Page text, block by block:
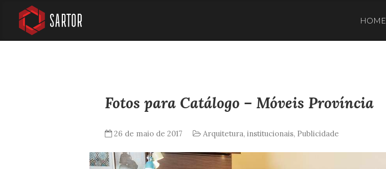
HOME
Fotos para Catálogo – Móveis Província
26 de maio de 2017 Arquitetura, institucionais, Publicidade